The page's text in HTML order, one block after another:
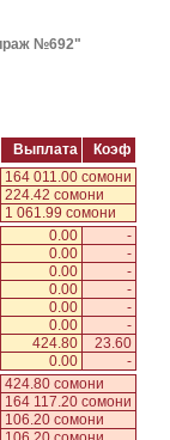
№692"
Выплата
Коэф
164 011.00 сомони
224.42 сомони
1 061.99 сомони
0.00
-
0.00
-
0.00
-
0.00
-
0.00
-
0.00
-
424.80
23.60
0.00
-
424.80 сомони
164 117.20 сомони
106.20 сомони